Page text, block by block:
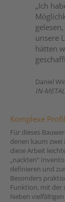
„Ich
unsere
hätten
Daniel
IN-
Komplexe
Für dieses
denen kaum
diese Arbeit
„nackten“
definieren und
Besonders
Funktion, mit der
Neben